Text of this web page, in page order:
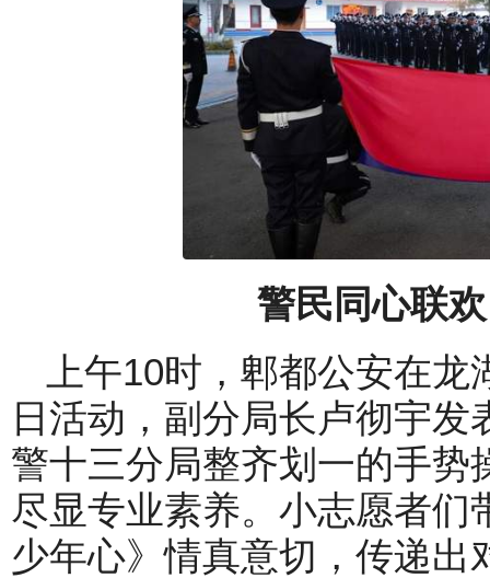
警民同心联
上午10时，郫都公安在
日活动，副分局长卢彻宇
警十三分局整齐划一的手势
尽显专业素养。小志愿者们
少年心》情真意切，传递